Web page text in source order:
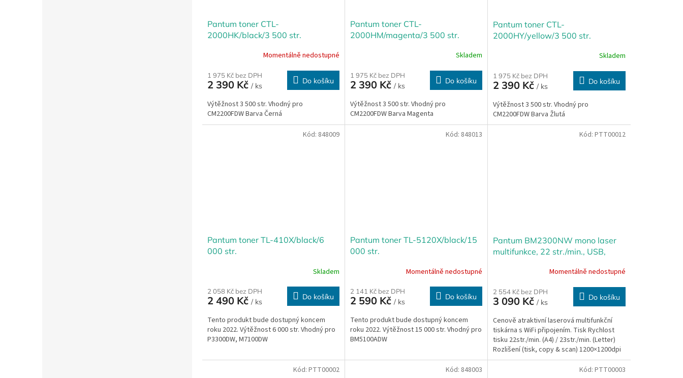
Pantum toner CTL-
2000HK/black/3 500 str.
Momentálně nedostupné
1 975 Kč bez DPH
2 390 Kč / ks
Do košíku
Výtěžnost 3 500 str. Vhodný pro
CM2200FDW Barva Černá
Pantum toner CTL-
2000HM/magenta/3 500 str.
Skladem
1 975 Kč bez DPH
2 390 Kč / ks
Do košíku
Výtěžnost 3 500 str. Vhodný pro
CM2200FDW Barva Magenta
Pantum toner CTL-
2000HY/yellow/3 500 str.
Skladem
1 975 Kč bez DPH
2 390 Kč / ks
Do košíku
Výtěžnost 3 500 str. Vhodný pro
CM2200FDW Barva Žlutá
Pantum toner TL-410X/black/6
000 str.
Skladem
2 058 Kč bez DPH
2 490 Kč / ks
Do košíku
Tento produkt bude dostupný koncem
roku 2022. Výtěžnost 6 000 str. Vhodný pro
P3300DW, M7100DW
Kód: 848009
Pantum toner TL-5120X/black/15
000 str.
Momentálně nedostupné
2 141 Kč bez DPH
2 590 Kč / ks
Do košíku
Tento produkt bude dostupný koncem
roku 2022. Výtěžnost 15 000 str. Vhodný pro
BM5100ADW
Kód: 848013
Pantum BM2300NW mono laser
multifunkce, 22 str./min., USB,
Momentálně nedostupné
2 554 Kč bez DPH
3 090 Kč / ks
Do košíku
Cenově atraktivní laserová multifunkční
tiskárna s WiFi připojením. Tisk Rychlost
tisku 22str./min. (A4) / 23str./min. (Letter)
Rozlišení (tisk, copy & scan) 1200×1200dpi
Tisk...
Kód: PTT00012
Kód: PTT00002 Kód: 848003 Kód: PTT00003